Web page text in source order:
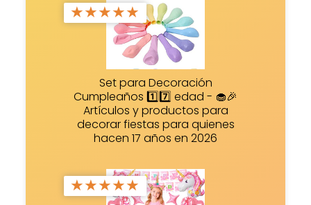
★★★★★
Set para Decoración
Cumpleaños 1️⃣7️⃣ edad - 🧁🎉
Artículos y productos para
decorar fiestas para quienes
hacen 17 años en 2026
★★★★★